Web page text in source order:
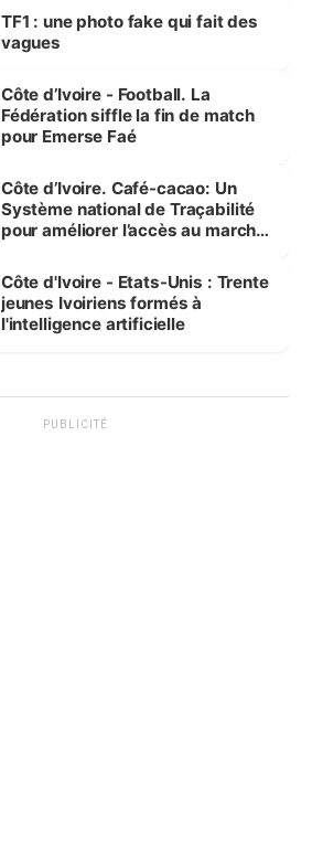
sur la scène internationale »
TF1 : une photo fake qui fait des
vagues
Côte d’Ivoire - Football. La
Fédération siffle la fin de match
pour Emerse Faé
Côte d’Ivoire. Café-cacao: Un
Système national de Traçabilité
pour améliorer l’accès au marché
Côte d'Ivoire - Etats-Unis : Trente
jeunes Ivoiriens formés à
l'intelligence artificielle
PUBLICITÉ